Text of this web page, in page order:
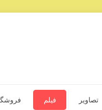
تصاویر فیلم